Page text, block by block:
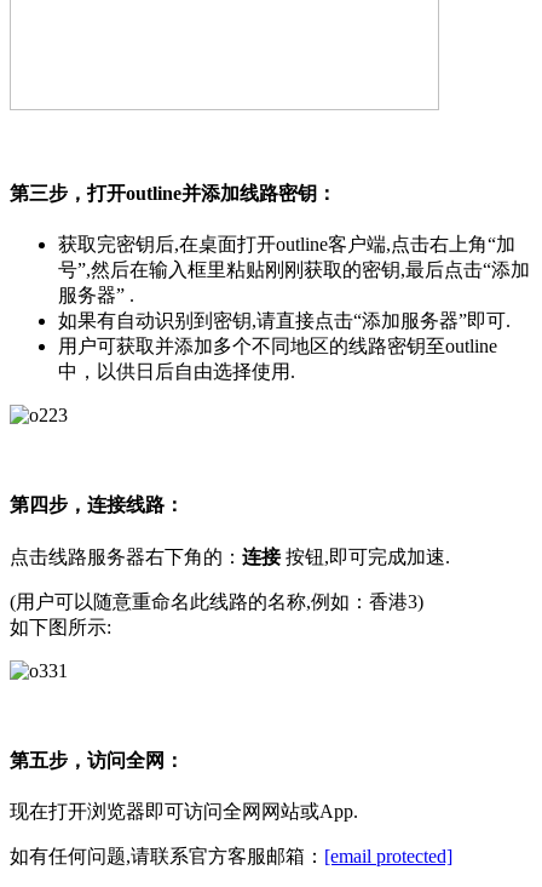
第三步，打开outline并添加线路密钥：
获取完密钥后,在桌面打开outline客户端,点击右上角“加
号”,然后在输入框里粘贴刚刚获取的密钥,最后点击“添加
服务器” .
如果有自动识别到密钥,请直接点击“添加服务器”即可.
用户可获取并添加多个不同地区的线路密钥至outline
中，以供日后自由选择使用.
第四步，连接线路：
点击线路服务器右下角的： 连接按钮,即可完成加速.
(用户可以随意重命名此线路的名称,例如：香港3)
如下图所示:
第五步，访问全网：
现在打开浏览器即可访问全网网站或App.
如有任何问题,请联系官方客服邮箱： [email protected]